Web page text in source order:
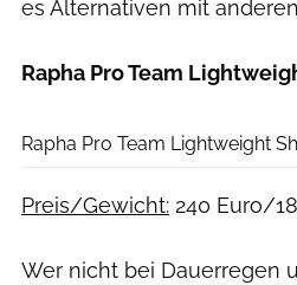
es Alternativen mit
Rapha Pro Team
Rapha Pro Team Lightweight
Preis/Gewicht: 240 Euro/
Wer nicht bei Dauerregen